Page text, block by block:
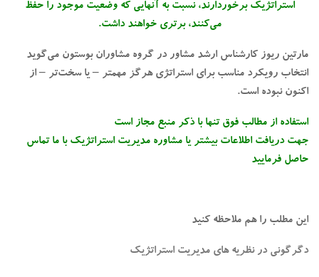
استراتژیک برخوردارند، نسبت به آنهایی که وضعیت موجود را حفظ
می‌کنند، برتری خواهند داشت.
مارتین ریوز کارشناس ارشد مشاور در گروه مشاوران بوستون می‌گوید
انتخاب رویکرد مناسب برای استراتژی هرگز مهمتر – یا سخت‌تر – از
اکنون نبوده است.
استفاده از مطالب فوق تنها با ذکر منبع مجاز است
جهت دریافت اطلاعات بیشتر یا مشاوره مدیریت استراتژیک با ما تماس
حاصل فرمایید
این مطلب را هم ملاحظه کنید
دگرگونی در نظریه های مدیریت استراتژیک